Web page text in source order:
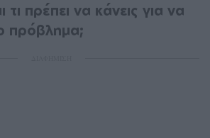
τι πρέπει να κάνεις για να
πρόβλημα;